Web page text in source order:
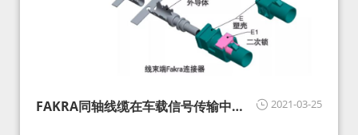
2021-03-25
FAKRA同轴线缆在车载信号传输中的